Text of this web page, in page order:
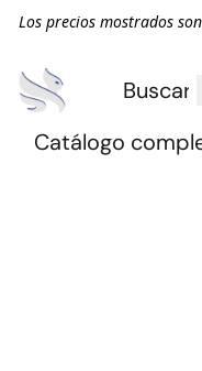
Los precios mostrados
Catálogo